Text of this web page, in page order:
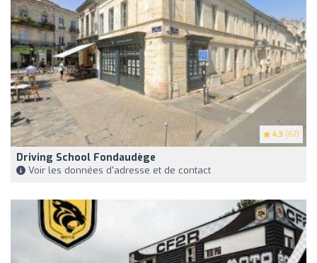
4.3 (67)
Driving School Fondaudège
Voir les données d'adresse et de contact